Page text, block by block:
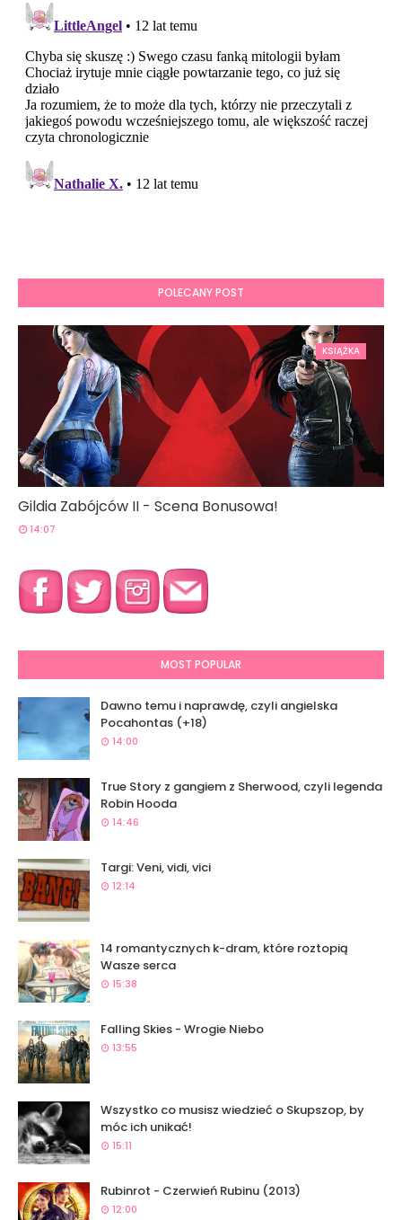
POLECANY POST
KSIĄŻKA
Gildia Zabójców II - Scena Bonusowa!
14:07
MOST POPULAR
Dawno temu i naprawdę, czyli angielska
Pocahontas (+18)
14:00
True Story z gangiem z Sherwood, czyli legenda
Robin Hooda
14:46
Targi: Veni, vidi, vici
12:14
14 romantycznych k-dram, które roztopią
Wasze serca
15:38
Falling Skies - Wrogie Niebo
13:55
Wszystko co musisz wiedzieć o Skupszop, by
móc ich unikać!
15:11
Rubinrot - Czerwień Rubinu (2013)
12:00